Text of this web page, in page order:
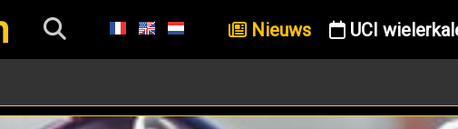
Nieuws UCI